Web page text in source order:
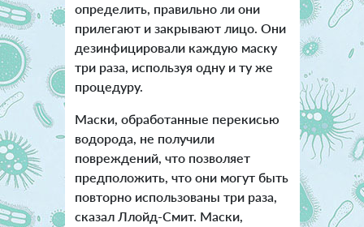
определить, правильно ли они
прилегают и закрывают лицо. Они
дезинфицировали каждую маску
три раза, используя одну и ту же
процедуру.
Маски, обработанные перекисью
водорода, не получили
повреждений, что позволяет
предположить, что они могут быть
повторно использованы три раза,
сказал Ллойд-Смит. Маски,